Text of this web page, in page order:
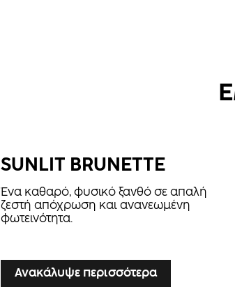
SUNLIT BRUNETTE
Ένα καθαρό, φυσικό ξανθό σε απαλή
ζεστή απόχρωση και ανανεωμένη
φωτεινότητα.
...
Ανακάλυψε περισσότερα